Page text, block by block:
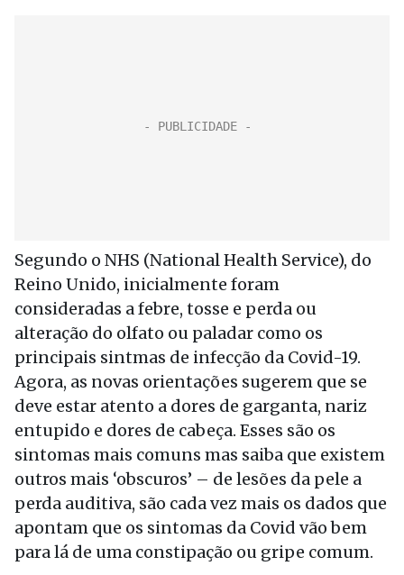
Segundo o NHS (National Health Service), do
Reino Unido, inicialmente foram
consideradas a febre, tosse e perda ou
alteração do olfato ou paladar como os
principais sintmas de infecção da Covid-19.
Agora, as novas orientações sugerem que se
deve estar atento a dores de garganta, nariz
entupido e dores de cabeça. Esses são os
sintomas mais comuns mas saiba que existem
outros mais ‘obscuros’ – de lesões da pele a
perda auditiva, são cada vez mais os dados que
apontam que os sintomas da Covid vão bem
para lá de uma constipação ou gripe comum.